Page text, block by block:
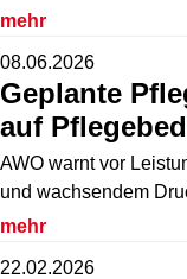
mehr
08.06.2026
Geplante
auf
AWO warnt vor
und wachsendem
mehr
22.02.2026